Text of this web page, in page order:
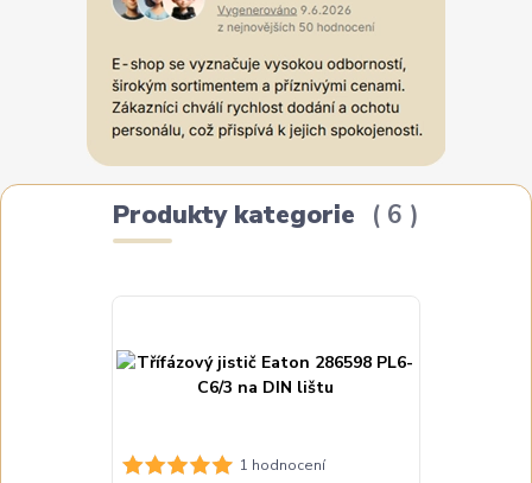
Produkty kategorie 6
1 hodnocení